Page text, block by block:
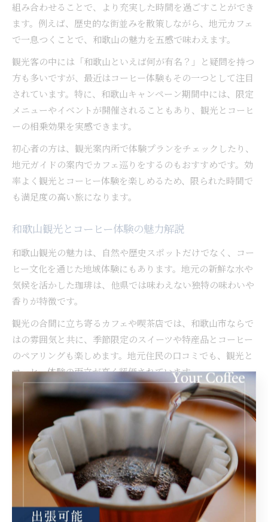
組み合わせることで、より充実した時間を過ごすことができ
ます。例えば、歴史的な街並みを散策しながら、地元カフェ
で一息つくことで、和歌山の魅力を五感で味わえます。
観光客の中には「和歌山といえば何が有名？」と疑問を持つ
方も多いですが、最近はコーヒー体験もその一つとして注目
されています。特に、和歌山キャンペーン期間中には、限定
メニューやイベントが開催されることもあり、観光とコーヒ
ーの相乗効果を実感できます。
初心者の方は、観光案内所で体験プランをチェックしたり、
地元ガイドの案内でカフェ巡りをするのもおすすめです。効
率よく観光とコーヒー体験を楽しめるため、限られた時間で
も満足度の高い旅になります。
和歌山観光とコーヒー体験の魅力解説
和歌山観光の魅力は、自然や歴史スポットだけでなく、コー
ヒー文化を通じた地域体験にもあります。地元の新鮮な水や
気候を活かした珈琲は、他県では味わえない独特の味わいや
香りが特徴です。
観光の合間に立ち寄るカフェや喫茶店では、和歌山市ならで
はの雰囲気と共に、季節限定のスイーツや特産品とコーヒー
のペアリングも楽しめます。地元住民の口コミでも、観光と
コーヒー体験の両立が高く評価されています。
これから和歌山を訪れる方は、単なる観光だけでなく、コー
ヒーを通じた文化体験にもぜひ注目してみてください。新た
な発見や思い出作りに役立つこと間違いありません。
和歌山市で味わう伝統とコーヒー
の融合